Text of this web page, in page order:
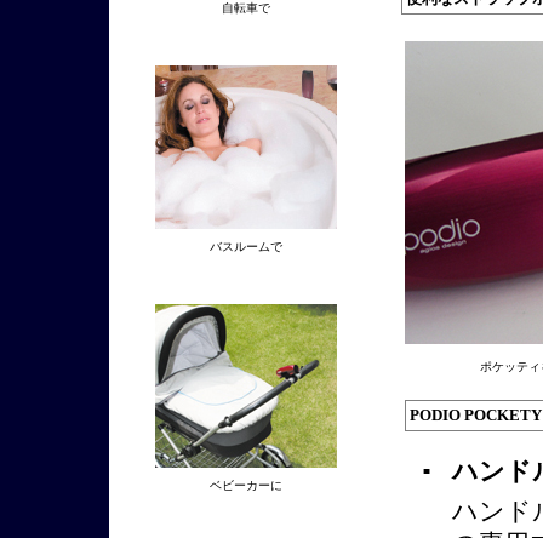
自転車で
バスルームで
ベビーカーに
ポケッテ
PODIO
■
ハンド
ハンド